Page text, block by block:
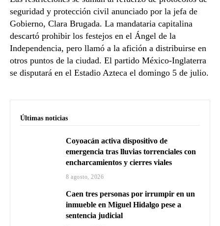
seguridad y protección civil anunciado por la jefa de
Gobierno, Clara Brugada. La mandataria capitalina
descartó prohibir los festejos en el Ángel de la
Independencia, pero llamó a la afición a distribuirse en
otros puntos de la ciudad. El partido México-Inglaterra
se disputará en el Estadio Azteca el domingo 5 de julio.
Últimas noticias
Coyoacán activa dispositivo de
emergencia tras lluvias torrenciales con
encharcamientos y cierres viales
8 agosto, 2026
Caen tres personas por irrumpir en un
inmueble en Miguel Hidalgo pese a
sentencia judicial